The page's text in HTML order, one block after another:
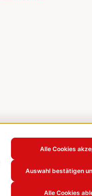
Alle Cookies
Auswahl bestätigen
Alle Cookies